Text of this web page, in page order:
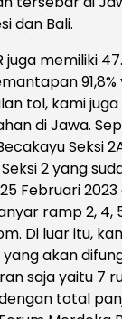
dan Bali.
juga memiliki
tol, kami
di Jawa.
Seksi
2 yang
Februari
ramp 2, 4,
Di luar itu,
yang akan
saja yaitu 7
total